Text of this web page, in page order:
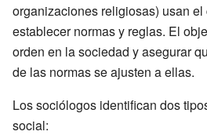
organizaciones religiosas) usan
establecer normas y reglas. El
orden en la sociedad y asegurar
de las normas se ajusten a ellas.
Los sociólogos identifican dos
social: